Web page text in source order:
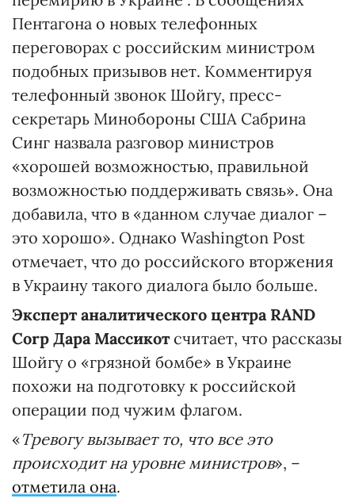
Пентагона о новых телефонных
переговорах с российским министром
подобных призывов нет. Комментируя
телефонный звонок Шойгу, пресс-
секретарь Минобороны США Сабрина
Синг назвала разговор министров
«хорошей возможностью, правильной
возможностью поддерживать связь». Она
добавила, что в «данном случае диалог –
это хорошо». Однако Washington Post
отмечает, что до российского вторжения
в Украину такого диалога было больше.
Эксперт аналитического центра RAND
Corp Дара Массикотсчитает, что рассказы
Шойгу о «грязной бомбе» в Украине
похожи на подготовку к российской
операции под чужим флагом.
«Тревогу вызывает то, что все это
происходит на уровне министров», –
отметила она.